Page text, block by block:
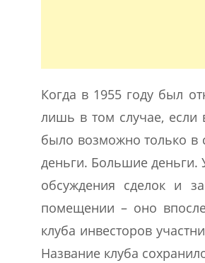
Когда в 1955 году был
лишь в том случае, если
было возможно только в
деньги. Большие деньги.
обсуждения сделок и
помещении – оно
клуба инвесторов
Название клуба